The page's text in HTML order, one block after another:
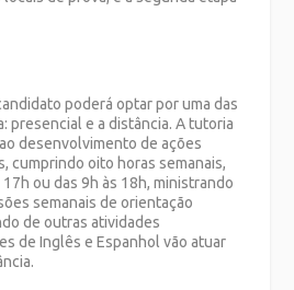
poderá optar por uma das
presencial e a distância. A tutoria
desenvolvimento de ações
cumprindo oito horas semanais,
ou das 9h às 18h, ministrando
semanais de orientação
de outras atividades
de Inglês e Espanhol vão atuar